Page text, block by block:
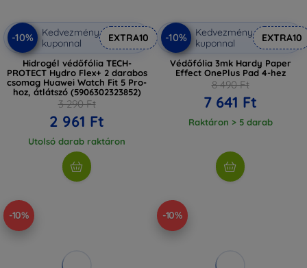
-10%
Kedvezmény
kuponnal
EXTRA10
Hidrogél védőfólia TECH-
PROTECT Hydro Flex+ 2 darabos
csomag Huawei Watch Fit 5 Pro-
hoz, átlátszó (5906302323852)
3 290 Ft
2 961 Ft
Utolsó darab raktáron
-10%
Kedvezmény
kuponnal
EXTRA10
Védőfólia 3mk Hardy Paper
Effect OnePlus Pad 4-hez
8 490 Ft
7 641 Ft
Raktáron > 5 darab
-10% -10%